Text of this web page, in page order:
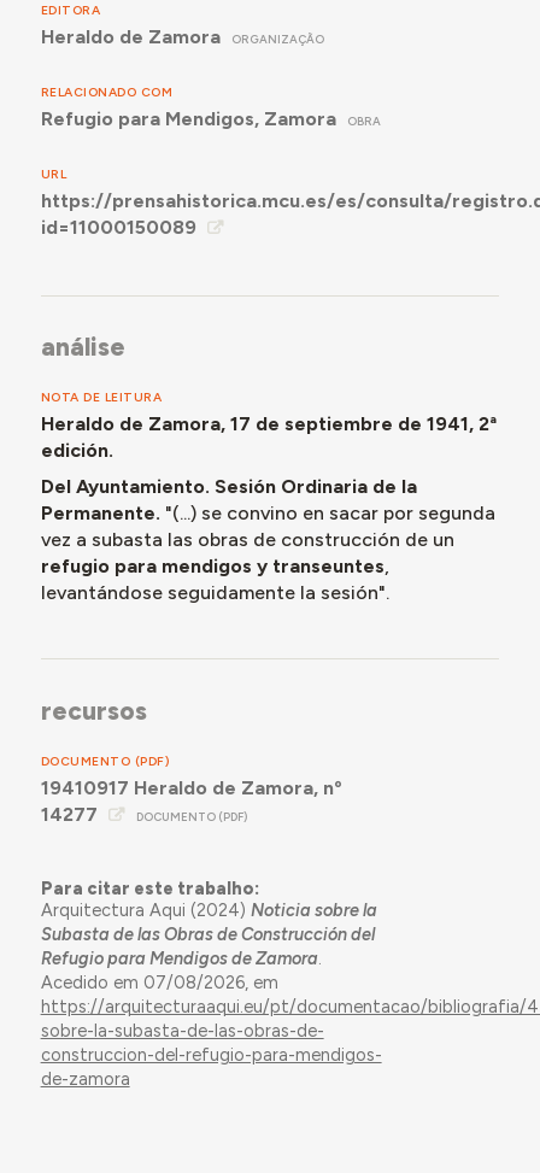
EDITORA
Heraldo de Zamora ORGANIZAÇÃO
RELACIONADO COM
Refugio para Mendigos, Zamora OBRA
URL
https://prensahistorica.mcu.es/es/consulta/
id=11000150089
análise
NOTA DE LEITURA
Heraldo de Zamora, 17 de septiembre de 1941, 2ª
edición.
Del Ayuntamiento. Sesión Ordinaria de la
Permanente. "(...) se convino en sacar por segunda
vez a subasta las obras de construcción de un
refugio para mendigos y transeuntes,
levantándose seguidamente la sesión".
recursos
DOCUMENTO (PDF)
19410917 Heraldo de Zamora, nº
14277
DOCUMENTO (PDF)
Para citar este trabalho:
Arquitectura Aqui (2024) Noticia sobre la
Subasta de las Obras de Construcción del
Refugio para Mendigos de Zamora.
Acedido em 07/08/2026, em
https://arquitecturaaqui.eu/pt/documentacao/bibliografia/
sobre-la-subasta-de-las-obras-de-
construccion-del-refugio-para-mendigos-
de-zamora